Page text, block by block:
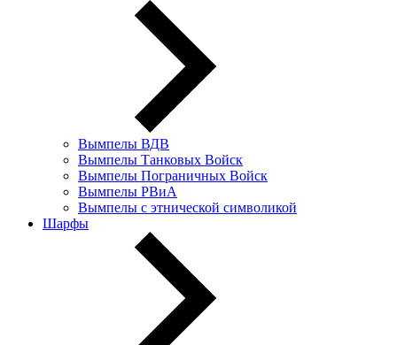
Вымпелы ВДВ
Вымпелы Танковых Войск
Вымпелы Пограничных Войск
Вымпелы РВиА
Вымпелы с этнической символикой
Шарфы